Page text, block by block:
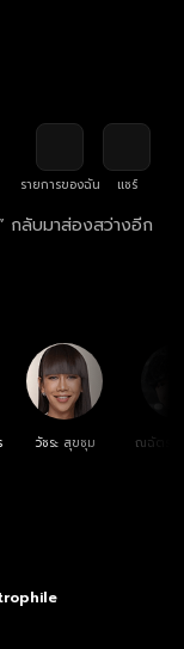
รายการของฉัน
แชร์
” กลับมาส่องสว่างอีก
วัชระ สุขชุม ณฉัตร